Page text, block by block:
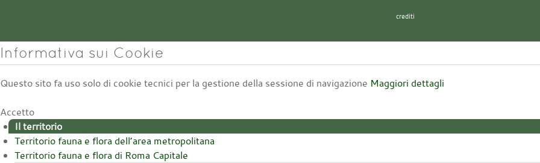
crediti
Informativa sui Cookie
Questo sito fa uso solo di cookie tecnici per la gestione della sessione di navigazione Maggiori dettagli
Accetto
Il territorio
Territorio fauna e flora dell’area metropolitana
Territorio fauna e flora di Roma Capitale